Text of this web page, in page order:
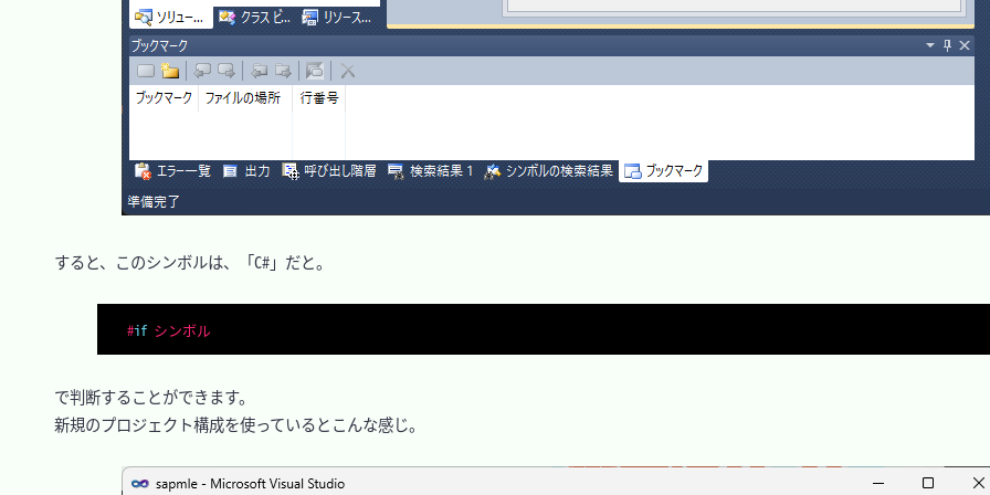
すると、このシンボルは、「C#」だと。
#if シンボル
で判断することができます。
新規のプロジェクト構成を使っているとこんな感じ。